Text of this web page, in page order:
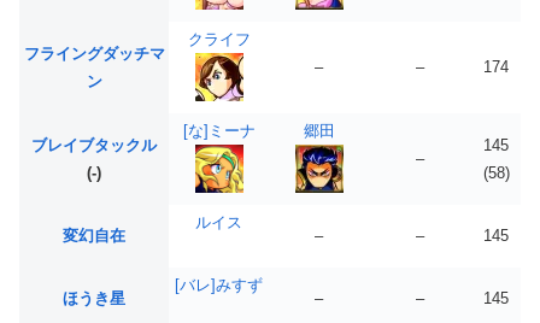
フライングダッチマ
ン
クライフ
–
– 174
ブレイブタックル
(-)
[な]ミーナ
郷田
–
145
(58)
変幻自在
ルイス
– – 145
ほうき星
[バレ]みすず
– – 145